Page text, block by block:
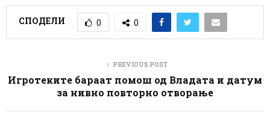
СПОДЕЛИ 0 0
PREVIOUS POST
Игротеките бараат помош од Владата и датум
за нивно повторно отворање